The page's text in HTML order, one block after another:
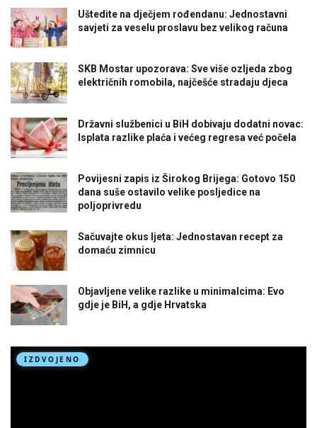
Uštedite na dječjem rođendanu: Jednostavni
savjeti za veselu proslavu bez velikog računa
SKB Mostar upozorava: Sve više ozljeda zbog
električnih romobila, najčešće stradaju djeca
Državni službenici u BiH dobivaju dodatni novac:
Isplata razlike plaća i većeg regresa već počela
Povijesni zapis iz Širokog Brijega: Gotovo 150
dana suše ostavilo velike posljedice na
poljoprivredu
Sačuvajte okus ljeta: Jednostavan recept za
domaću zimnicu
Objavljene velike razlike u minimalcima: Evo
gdje je BiH, a gdje Hrvatska